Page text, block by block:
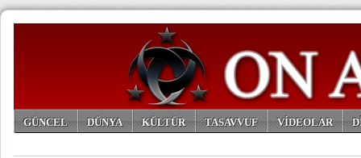
GÜNCEL DÜNYA KÜLTÜR TASAVVUF VİDEOLAR